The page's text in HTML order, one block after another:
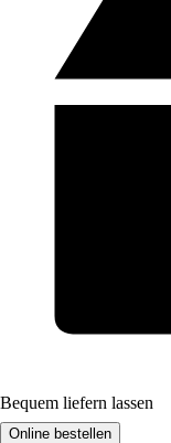
Bequem liefern lassen
Online bestellen